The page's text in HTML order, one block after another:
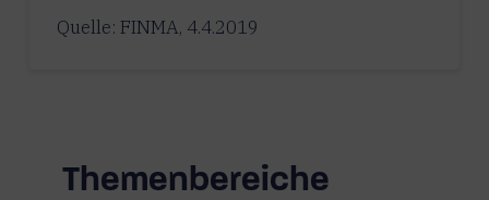
Quelle: FINMA, 4.4.2019
Themenbereiche